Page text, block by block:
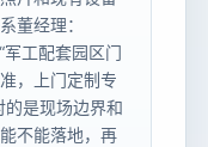
董经理：
工配套园区门
，上门定制专
的是现场边界和
不能落地，再